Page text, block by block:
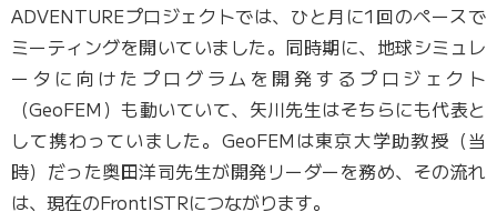
ADVENTUREプロジェクトでは、ひと月に1回のペースで
ミーティングを開いていました。同時期に、地球シミュレ
ータに向けたプログラムを開発するプロジェクト
（GeoFEM）も動いていて、矢川先生はそちらにも代表と
して携わっていました。GeoFEMは東京大学助教授（当
時）だった奥田洋司先生が開発リーダーを務め、その流れ
は、現在のFrontISTRにつながります。